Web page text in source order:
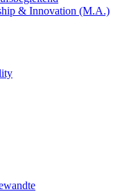
& Innovation (M.A.)